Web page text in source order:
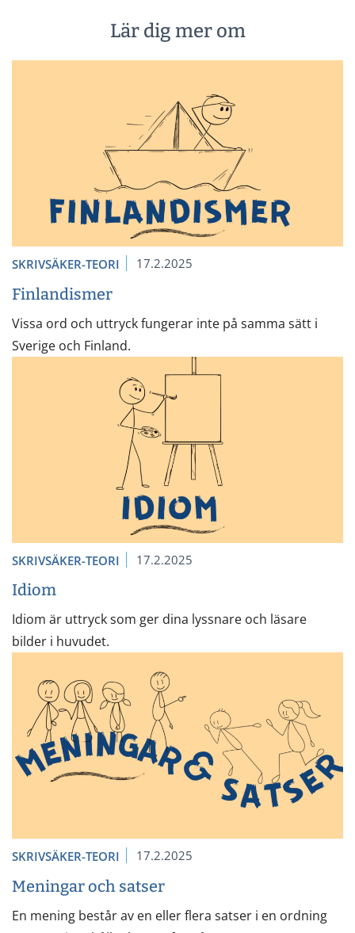
Lär dig mer om
Finlandismer
Vissa ord och uttryck fungerar inte på samma sätt i
Sverige och Finland.
SKRIVSÄKER-TEORI 17.2.2025
Idiom
Idiom är uttryck som ger dina lyssnare och läsare
bilder i huvudet.
SKRIVSÄKER-TEORI 17.2.2025
Meningar och satser
En mening består av en eller flera satser i en ordning
SKRIVSÄKER-TEORI 17.2.2025